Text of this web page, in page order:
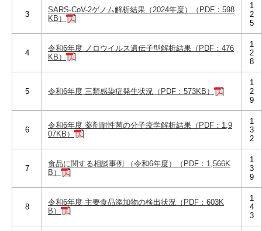
3
SARS-CoV-2ゲノム解析結果（2024年度）（PDF：598
KB）
1
2
5
4
令和6年度 ノロウイルス遺伝子型解析結果（PDF：476
KB）
1
2
8
5 令和6年度 三類感染症発生状況（PDF：573KB）
1
2
9
6
令和6年度 薬剤耐性菌の分子疫学解析結果（PDF：1,9
07KB）
1
3
2
7
食品に関する相談事例 （令和6年度）（PDF：1,566K
B）
1
3
9
8
令和6年度 主要食品添加物の検出状況（PDF：603K
B）
1
4
3